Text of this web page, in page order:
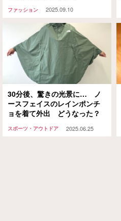
ファッション 2025.09.10
30分後、驚きの光景に… ノ
ースフェイスのレインポンチ
ョを着て外出 どうなった？
スポーツ・アウトドア 2025.06.25